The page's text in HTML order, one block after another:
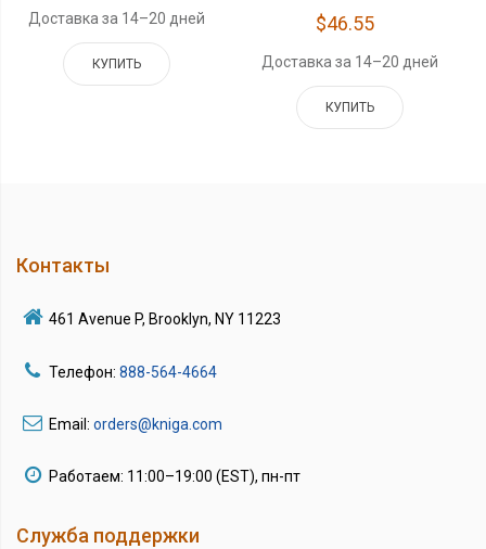
Доставка за 14–20 дней
КУПИТЬ
$46.55
Доставка за 14–20 дней
КУПИТЬ
Контакты
461 Avenue P, Brooklyn, NY 11223
Телефон: 888-564-4664
Email: orders@kniga.com
Работаем: 11:00–19:00 (EST), пн-пт
Служба поддержки